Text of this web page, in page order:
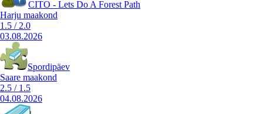
CITO - Lets Do A Forest Path
Harju maakond
1.5 / 2.0
03.08.2026
Spordipäev
Saare maakond
2.5 / 1.5
04.08.2026